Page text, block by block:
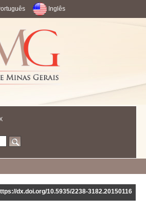
Inglês
dx.doi.org/10.5935/2238-3182.20150116